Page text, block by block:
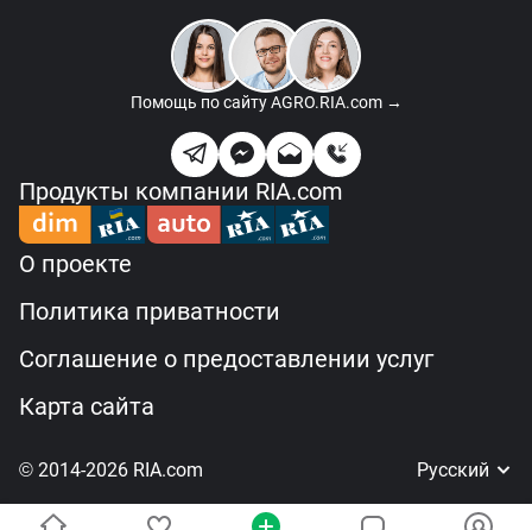
Помощь по сайтуAGRO.RIA.com →
Продукты компании RIA.com
О проекте
Политика приватности
Соглашение о предоставлении услуг
Карта сайта
© 2014-2026 RIA.com Русский